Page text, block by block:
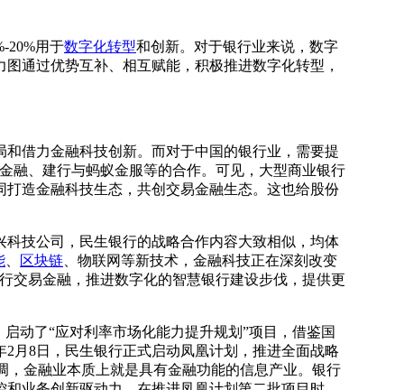
20%用于数字化转型和创新。对于银行业来说，数字
通过优势互补、相互赋能，积极推进数字化转型，
借力金融科技创新。而对于中国的银行业，需要提
融、建行与蚂蚁金服等的合作。可见，大型商业银行
造金融科技生态，共创交易金融生态。这也给股份
技公司，民生银行的战略合作内容大致相似，均体
区块链 、物联网等新技术，金融科技正在深刻改变
交易金融，推进数字化的智慧银行建设步伐，提供更
动了“应对利率市场化能力提升规划”项目，借鉴国
月8日，民生银行正式启动凤凰计划，推进全面战略
，金融业本质上就是具有金融功能的信息产业。银行